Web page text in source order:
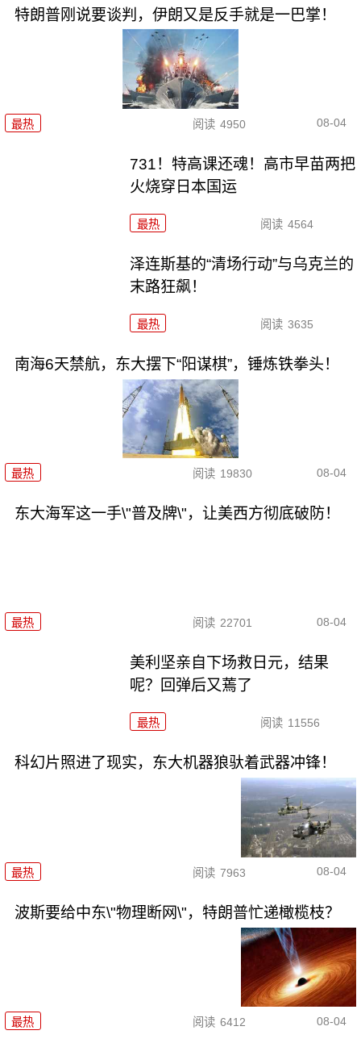
特朗普刚说要谈判，伊朗又是反手就是一巴掌！
最热 阅读 4950 08-04
731！特高课还魂！高市早苗两把
火烧穿日本国运
最热 阅读 4564
泽连斯基的“清场行动”与乌克兰的
末路狂飙！
最热 阅读 3635
南海6天禁航，东大摆下“阳谋棋”，锤炼铁拳头！
最热 阅读 19830 08-04
东大海军这一手\"普及牌\"，让美西方彻底破防！
最热 阅读 22701 08-04
美利坚亲自下场救日元，结果
呢？回弹后又蔫了
最热 阅读 11556
科幻片照进了现实，东大机器狼驮着武器冲锋！
最热 阅读 7963 08-04
波斯要给中东\"物理断网\"，特朗普忙递橄榄枝？
最热 阅读 6412 08-04